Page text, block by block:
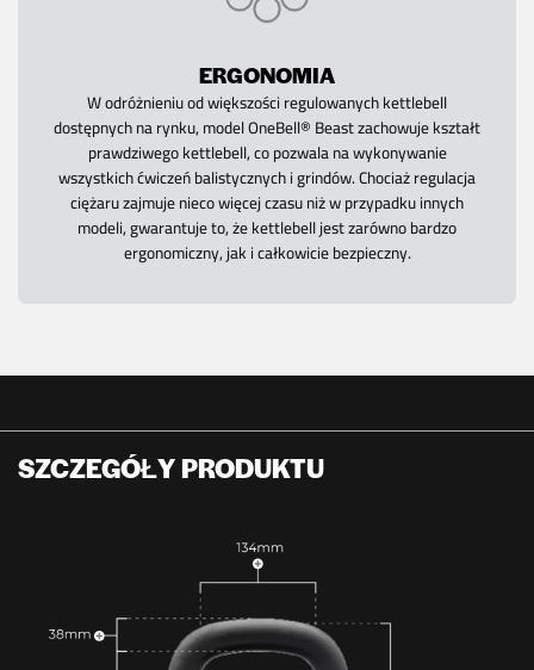
ERGONOMIA
W odróżnieniu od większości regulowanych kettlebell
dostępnych na rynku, model OneBell® Beast zachowuje kształt
prawdziwego kettlebell, co pozwala na wykonywanie
wszystkich ćwiczeń balistycznych i grindów. Chociaż regulacja
ciężaru zajmuje nieco więcej czasu niż w przypadku innych
modeli, gwarantuje to, że kettlebell jest zarówno bardzo
ergonomiczny, jak i całkowicie bezpieczny.
SZCZEGÓŁY PRODUKTU